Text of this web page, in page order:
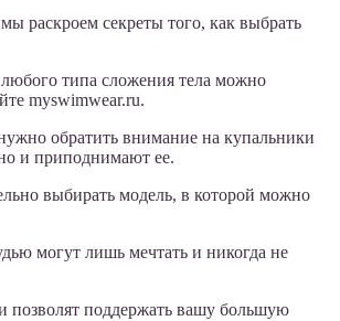
раскроем секреты того, как выбрать
типа сложения тела можно
myswimwear.ru.
обратить внимание на купальники
и приподнимают ее.
выбирать модель, в которой можно
могут лишь мечтать и никогда не
позволят поддержать вашу большую